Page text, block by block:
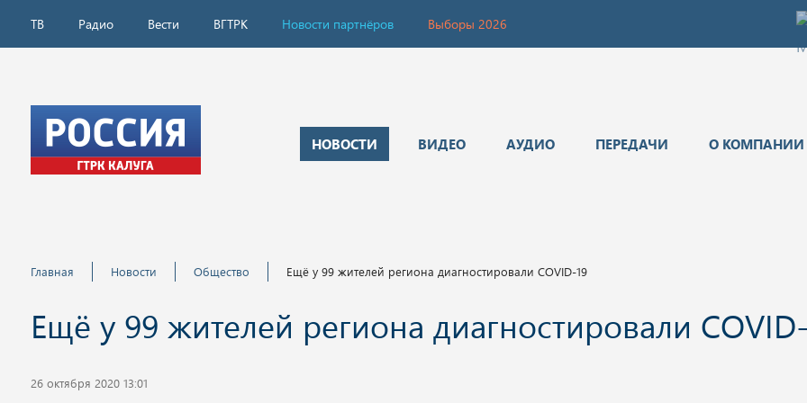
ТВ Радио Вести ВГТРК Новости партнёров Выборы 2026
НОВОСТИ ВИДЕО АУДИО ПЕРЕДАЧИ О КОМПАНИИ
Главная Новости Общество Ещё у 99 жителей региона диагностировали COVID-19
Ещё у 99 жителей региона диагностировали
26 октября 2020 13:01